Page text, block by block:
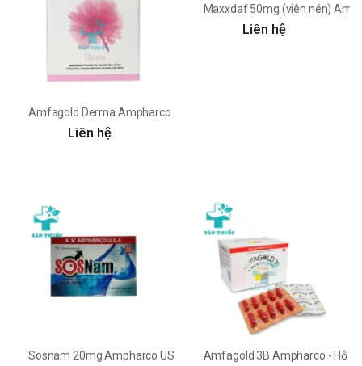
Amfagold Derma Ampharco
Liên hệ
Maxxdaf 50mg (viên nén)
Liên hệ
Sosnam 20mg Ampharco USA - Thuốc điều trị rối loạn cương
Amfagold 3B Ampharco - Hỗ